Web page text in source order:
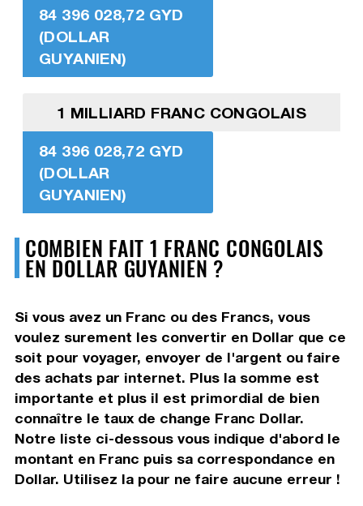
84 396 028,72 GYD
(DOLLAR
GUYANIEN)
1 MILLIARD FRANC CONGOLAIS
84 396 028,72 GYD
(DOLLAR
GUYANIEN)
COMBIEN FAIT 1 FRANC CONGOLAIS
EN DOLLAR GUYANIEN ?
Si vous avez un Franc ou des Francs, vous
voulez surement les convertir en Dollar que ce
soit pour voyager, envoyer de l'argent ou faire
des achats par internet. Plus la somme est
importante et plus il est primordial de bien
connaître le taux de change Franc Dollar.
Notre liste ci-dessous vous indique d'abord le
montant en Franc puis sa correspondance en
Dollar. Utilisez la pour ne faire aucune erreur !